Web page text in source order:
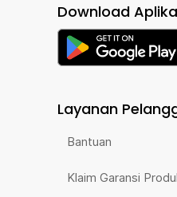
Download
Layanan
Bantuan
Klaim Garansi